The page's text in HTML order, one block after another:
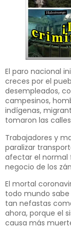
El paro nacional
creces por el
desempleados,
campesinos,
indígenas,
tomaron las
Trabajadores y
paralizar
afectar el normal
negocio de los
El mortal
todo mundo
tan nefastas
ahora, porque el
causa más